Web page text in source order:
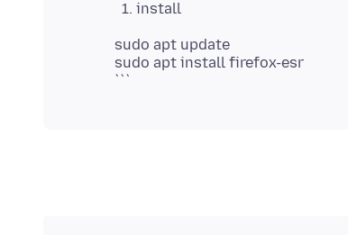
install
sudo apt update
sudo apt install firefox-esr